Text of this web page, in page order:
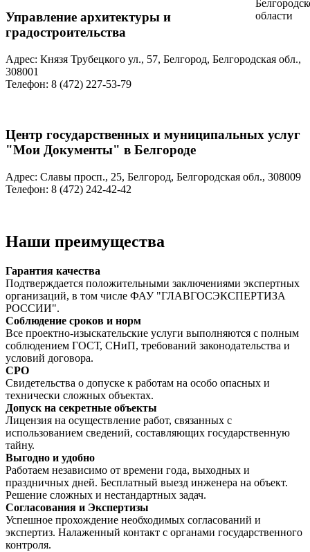
Управление архитектуры и
градостроительства
Адрес: Князя Трубецкого ул., 57, Белгород, Белгородская обл.,
308001
Телефон: 8 (472) 227-53-79
Центр государственных и муниципальных услуг
"Мои Документы" в Белгороде
Адрес: Славы просп., 25, Белгород, Белгородская обл., 308009
Телефон: 8 (472) 242-42-42
Наши преимущества
Гарантия качества
Подтверждается положительными заключениями экспертных
организаций, в том числе ФАУ "ГЛАВГОСЭКСПЕРТИЗА
РОССИИ".
Соблюдение сроков и норм
Все проектно-изыскательские услуги выполняются с полным
соблюдением ГОСТ, СНиП, требований законодательства и
условий договора.
СРО
Свидетельства о допуске к работам на особо опасных и
технически сложных объектах.
Допуск на секретные объекты
Лицензия на осуществление работ, связанных с
использованием сведений, составляющих государственную
тайну.
Выгодно и удобно
Работаем независимо от времени года, выходных и
праздничных дней. Бесплатный выезд инженера на объект.
Решение сложных и нестандартных задач.
Согласования и Экспертизы
Успешное прохождение необходимых согласований и
экспертиз. Налаженный контакт с органами государственного
контроля.